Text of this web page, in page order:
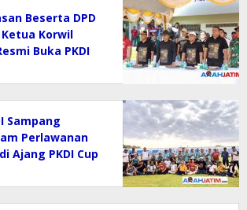
Beserta DPD
Ketua Korwil
Buka PKDI
Sampang
Perlawanan
Ajang PKDI Cup